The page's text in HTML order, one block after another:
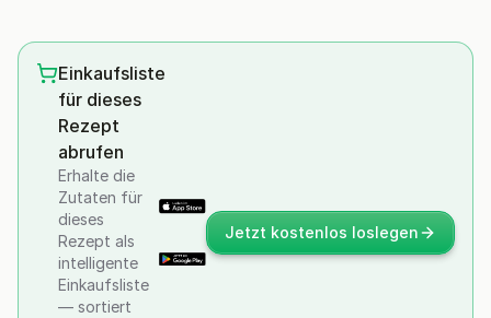
Einkaufsliste
für dieses
Rezept
abrufen
Erhalte die
Zutaten für
dieses
Rezept als
intelligente
Einkaufsliste
— sortiert
Jetzt kostenlos loslegen